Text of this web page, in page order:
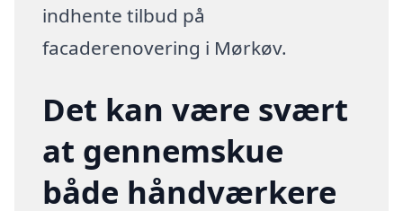
indhente tilbud på
facaderenovering i Mørkøv.
Det kan være svært
at gennemskue
både håndværkere